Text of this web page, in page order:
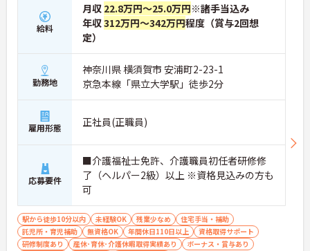
■ 手当充実で安心して働ける職場
待遇面が整った環境です
・住宅手当支給
・処遇改善手当支給
・年末年始出勤手当あり
→ 収入面の安心感を持ちながら勤務しやすい環境で
通勤利便性も魅力です
・田浦駅から徒歩7分
・バイク通勤可
・自転車通勤可
→ 自分に合った通勤方法を選択しやすい環境です♪
給料
月収 22.8万円～25.0万円※諸手当込み
年収312万円～342万円程度（賞与2回想
定）
勤務地
神奈川県 横須賀市 安浦町2-23-1
京急本線「県立大学駅」徒歩2分
雇用形態 正社員(正職員)
応募要件
■介護福祉士免許、介護職員初任者研修修
了（ヘルパー2級）以上 ※資格見込みの方も
可
駅から徒歩10分以内 未経験OK 残業少なめ
住宅手当・補助
託児所・育児補助
無資格OK 年間休日110日以上
資格取得サポート
研修制度あり
産休･育休･介護休暇取得実績あり
ボーナス・賞与あり